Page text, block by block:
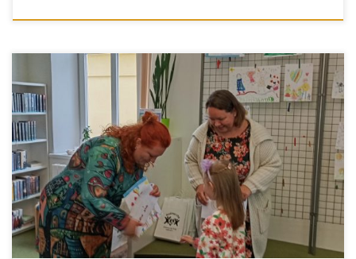
Ve dnech 23. dubna až 29. května 2025 organizace
EUROTOPIA. CZ, o.p.s. ve spolupráci s Knihovnou Vincence
Priessnitze v Jeseníku a za finanční podpory Města